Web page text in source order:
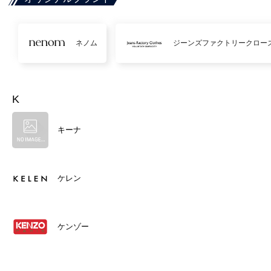
ネノム ジーンズファクトリークロー
K
キーナ
ケレン
ケンゾー